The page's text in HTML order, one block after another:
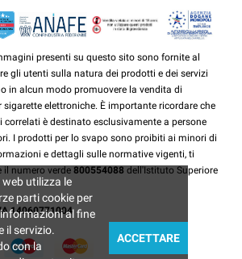
presenti su questo sito sono fornite al
gli utenti sulla natura dei prodotti e dei servizi
in alcun modo promuovere la vendita di
elettroniche. È importante ricordare che
correlati è destinato esclusivamente a persone
I prodotti per lo svapo sono proibiti ai minori di
e dettagli sulle normative vigenti, ti
numero verde 800554088 dell'Istituto Superiore
14060771004
utilizza le
parti cookie per
al fine
il servizio.
con la
ACCETTARE